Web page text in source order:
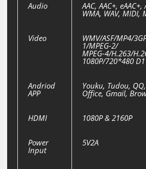
Audio AAC, AAC+,
WMA, WAV, MIDI,
Video WMV/ASF/MP4/
1/MPEG-2/
MPEG-4/H.263/
1080P/720*480
Andriod
APP
Youku, Tudou,
Office, Gmail,
HDMI 1080P & 2160P
Power
Input
5V2A